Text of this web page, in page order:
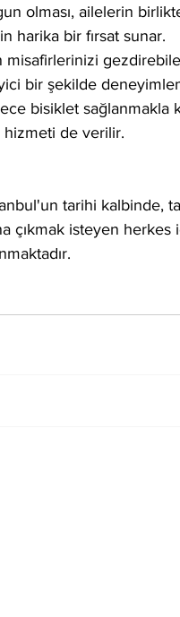
olması, ailelerin
harika bir fırsat sunar.
misafirlerinizi
bir şekilde
bisiklet sağlanmakla
de verilir.
tarihi kalbinde,
isteyen herkes